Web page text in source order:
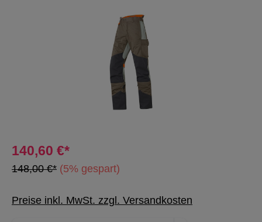
140,60 €*
148,00 €* (5% gespart)
Preise inkl. MwSt. zzgl. Versandkosten